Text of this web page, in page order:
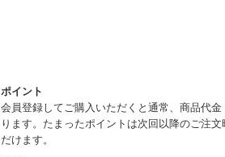
ポイント
会員登録してご購入いただくと通常、商品代
ります。たまったポイントは次回以降のご注
だけます。